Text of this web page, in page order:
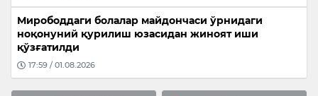
Мирободдаги болалар майдончаси ўрнидаги
ноқонуний қурилиш юзасидан жиноят иши
қўзғатилди
17:59 / 01.08.2026